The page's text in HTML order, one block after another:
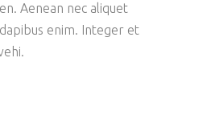
Aenean nec aliquet
enim. Integer et